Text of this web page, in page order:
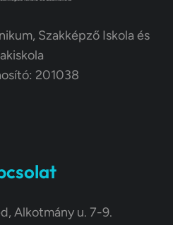
Szakképző Iskola és
201038
Alkotmány u. 7-9.